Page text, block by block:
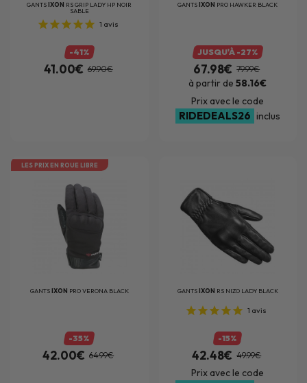
GANTSIXON RS GRIP LADY HP NOIR
SABLE
1 avis
-41%
41.00€ 69.90€
GANTSIXON PRO HAWKER BLACK
JUSQU'À -27%
67.98€ 79.99€
à partir de58.16€
Prix avec le code
RIDEDEALS26 inclus
LES PRIX EN ROUE LIBRE
GANTSIXON PRO VERONA BLACK
-35%
42.00€ 64.99€
GANTSIXON RS NIZO LADY BLACK
1 avis
-15%
42.48€ 49.99€
Prix avec le code